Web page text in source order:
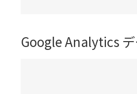
Google Analytics